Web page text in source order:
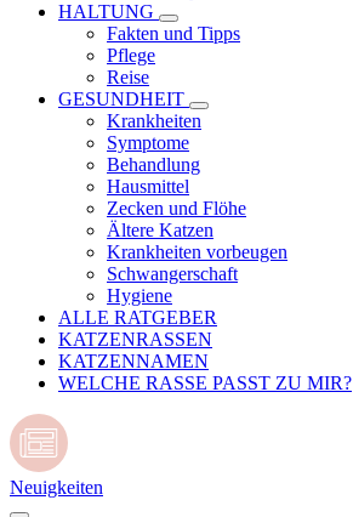
HALTUNG
Fakten und Tipps
Pflege
Reise
GESUNDHEIT
Krankheiten
Symptome
Behandlung
Hausmittel
Zecken und Flöhe
Ältere Katzen
Krankheiten vorbeugen
Schwangerschaft
Hygiene
ALLE RATGEBER
KATZENRASSEN
KATZENNAMEN
WELCHE RASSE PASST ZU MIR?
Neuigkeiten